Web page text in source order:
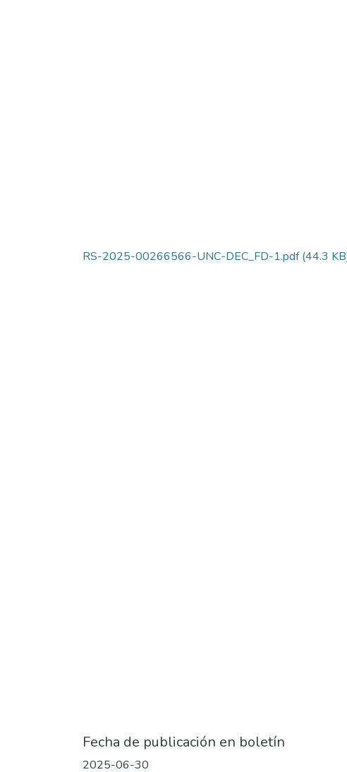
RS-2025-00266566-UNC-DEC_FD-1.pdf(44.3
Fecha de publicación en boletín
2025-06-30